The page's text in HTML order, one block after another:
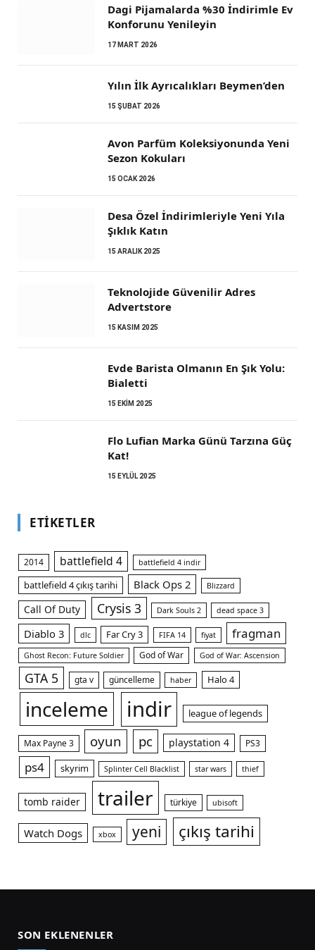
Dagi Pijamalarda %30 İndirimle Ev
Konforunu Yenileyin
17 MART 2026
Yılın İlk Ayrıcalıkları Beymen’den
15 ŞUBAT 2026
Avon Parfüm Koleksiyonunda Yeni
Sezon Kokuları
15 OCAK 2026
Desa Özel İndirimleriyle Yeni Yıla
Şıklık Katın
15 ARALIK 2025
Teknolojide Güvenilir Adres
Advertstore
15 KASIM 2025
Evde Barista Olmanın En Şık Yolu:
Bialetti
15 EKIM 2025
Flo Lufian Marka Günü Tarzına Güç
Kat!
15 EYLÜL 2025
ETIKETLER
2014 battlefield 4 battlefield 4 indir
battlefield 4 çıkış tarihi Black Ops 2 Blizzard
Call Of Duty Crysis 3 Dark Souls 2 dead space 3
Diablo 3 dlc Far Cry 3 FIFA 14 fiyat fragman
Ghost Recon: Future Soldier God of War God of War: Ascension
GTA 5 gta v güncelleme haber Halo 4
inceleme indir league of legends
Max Payne 3 oyun pc playstation 4 PS3
ps4 skyrim Splinter Cell Blacklist star wars thief
tomb raider trailer türkiye ubisoft
Watch Dogs xbox yeni çıkış tarihi
SON EKLENENLER